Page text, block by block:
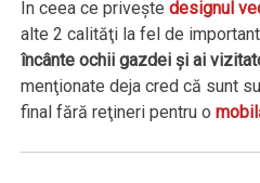
În ceea ce priveştedesignul
alte 2 calităţi la fel de
încânte ochii gazdei şi ai
menţionate deja cred că sunt
final fără reţineri pentru o